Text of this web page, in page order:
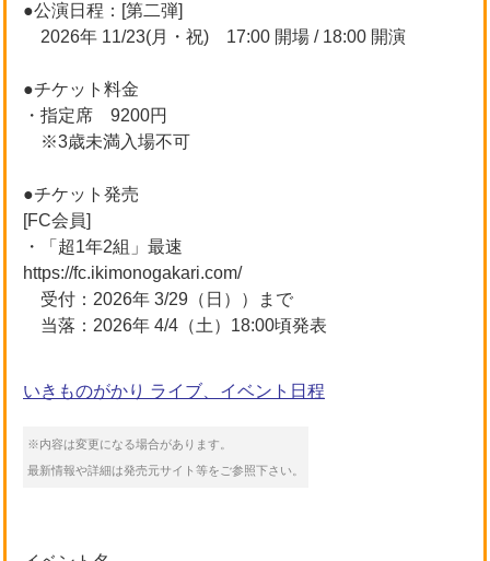
●公演日程：[第二弾]
2026年 11/23(月・祝) 17:00 開場 / 18:00 開演
●チケット料金
・指定席 9200円
※3歳未満入場不可
●チケット発売
[FC会員]
・「超1年2組」最速
https://fc.ikimonogakari.com/
受付：2026年 3/29（日））まで
当落：2026年 4/4（土）18:00頃発表
いきものがかり ライブ、イベント日程
※内容は変更になる場合があります。
最新情報や詳細は発売元サイト等をご参照下さい。